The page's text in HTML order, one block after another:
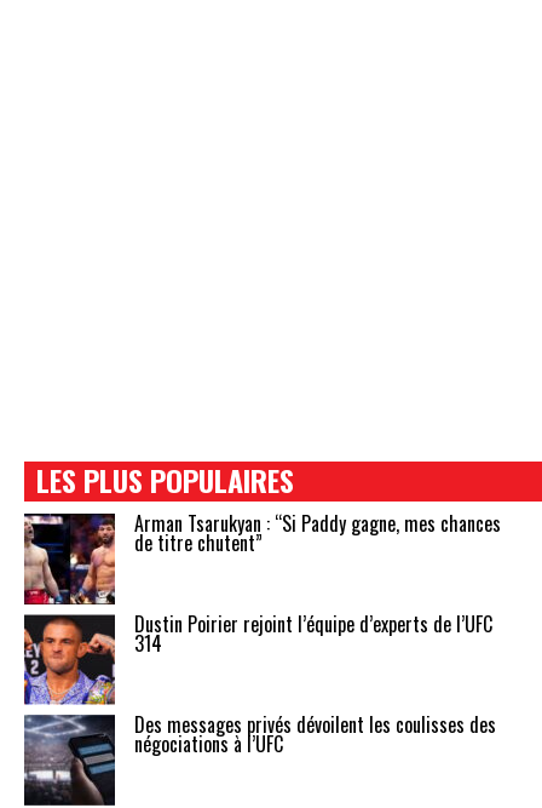
LES PLUS POPULAIRES
Arman Tsarukyan : “Si Paddy gagne, mes chances
de titre chutent”
Dustin Poirier rejoint l’équipe d’experts de l’UFC
314
Des messages privés dévoilent les coulisses des
négociations à l’UFC